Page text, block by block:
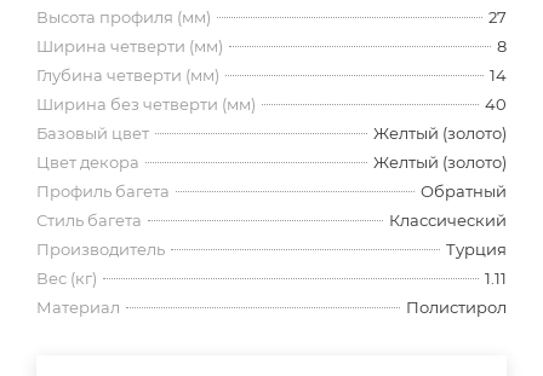
Высота профиля (мм)
27
Ширина четверти (мм)
8
Глубина четверти (мм)
14
Ширина без четверти (мм)
40
Базовый цвет
Желтый (золото)
Цвет декора
Желтый (золото)
Профиль багета
Обратный
Стиль багета
Классический
Производитель
Турция
Вес (кг)
1.11
Материал
Полистирол